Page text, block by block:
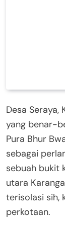
Desa Seraya,
yang benar-
Pura Bhur
sebagai
sebuah bukit
utara
terisolasi sih,
perkotaan.